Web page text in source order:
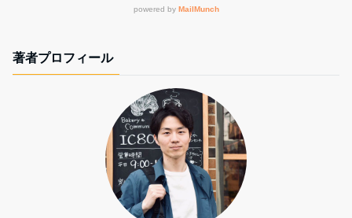
著者プロフィール